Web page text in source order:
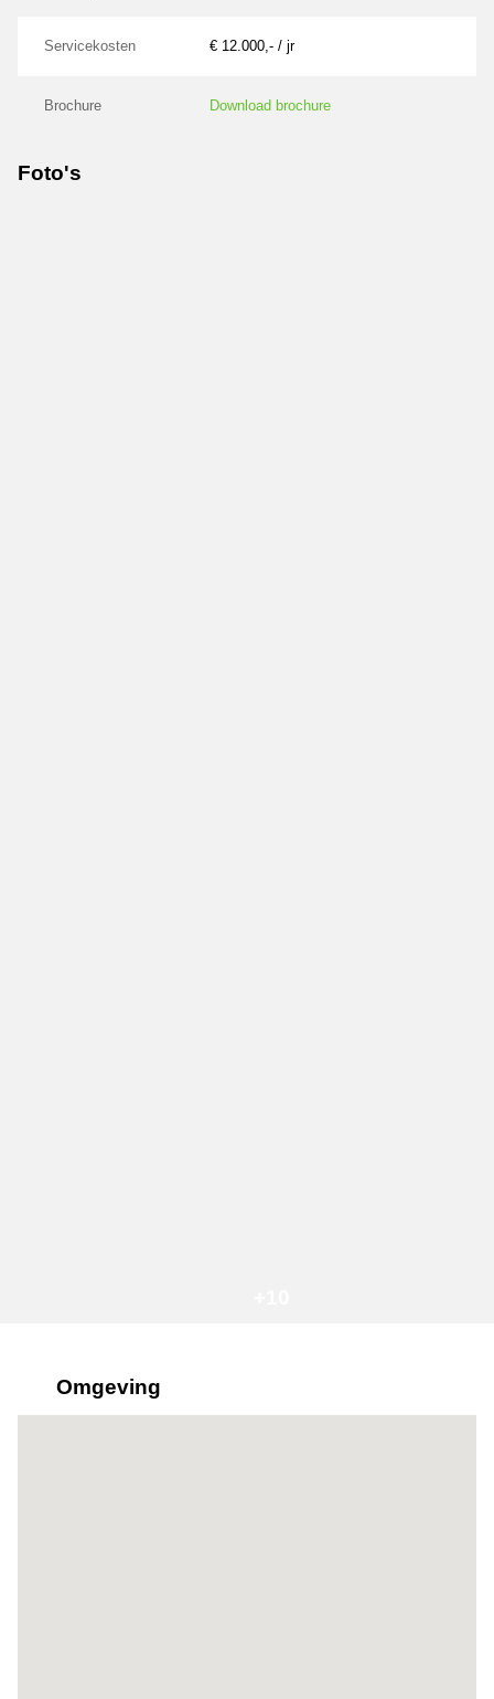
Servicekosten € 12.000,- / jr
Brochure Download brochure
Foto's
Omgeving